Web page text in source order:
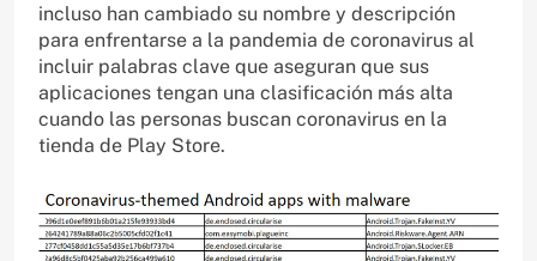
incluso han cambiado su nombre y descripción
para enfrentarse a la pandemia de coronavirus al
incluir palabras clave que aseguran que sus
aplicaciones tengan una clasificación más alta
cuando las personas buscan coronavirus en la
tienda de Play Store.